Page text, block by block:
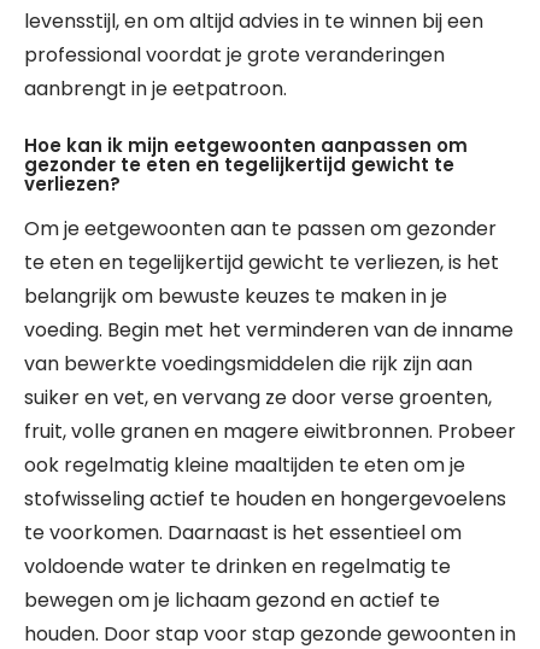
levensstijl, en om altijd advies in te winnen bij een
professional voordat je grote veranderingen
aanbrengt in je eetpatroon.
Hoe kan ik mijn eetgewoonten aanpassen om
gezonder te eten en tegelijkertijd gewicht te
verliezen?
Om je eetgewoonten aan te passen om gezonder
te eten en tegelijkertijd gewicht te verliezen, is het
belangrijk om bewuste keuzes te maken in je
voeding. Begin met het verminderen van de inname
van bewerkte voedingsmiddelen die rijk zijn aan
suiker en vet, en vervang ze door verse groenten,
fruit, volle granen en magere eiwitbronnen. Probeer
ook regelmatig kleine maaltijden te eten om je
stofwisseling actief te houden en hongergevoelens
te voorkomen. Daarnaast is het essentieel om
voldoende water te drinken en regelmatig te
bewegen om je lichaam gezond en actief te
houden. Door stap voor stap gezonde gewoonten in